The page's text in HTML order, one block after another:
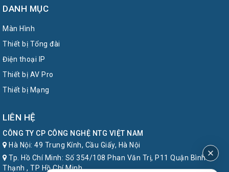
DANH MỤC
Màn Hình
Thiết bị Tổng đài
Điện thoại IP
Thiết bị AV Pro
Thiết bị Mạng
LIÊN HỆ
CÔNG TY CP CÔNG NGHỆ NTG VIỆT NAM
Hà Nội: 49 Trung Kính, Cầu Giấy, Hà Nội
Tp. Hồ Chí Minh: Số 354/108 Phan Văn Trị, P11 Quận Bình
Thạnh , TP Hồ Chí Minh